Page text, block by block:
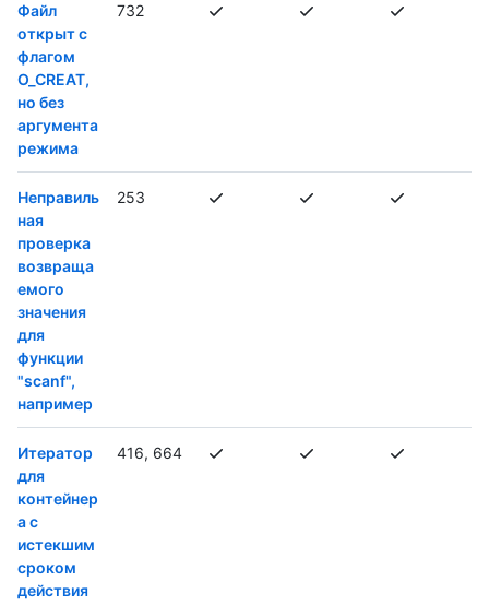
Файл
открыт с
флагом
O_CREAT,
но без
аргумента
режима
732
Неправиль
ная
проверка
возвраща
емого
значения
для
функции
"scanf",
например
253
Итератор
для
контейнер
а с
истекшим
сроком
действия
416, 664